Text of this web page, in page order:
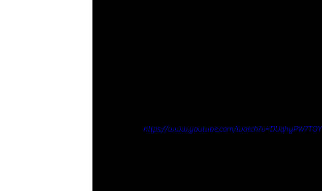
https://www.youtube.com/watch?v=DUqhyPW7TOY